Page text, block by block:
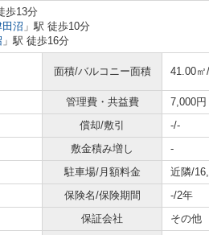
歩13分
田沼 」駅 徒歩10分
」駅 徒歩16分
面積/バルコニー面積 41.00㎡
管理費・共益費
7,000円
償却/敷引
-/-
敷金積み増し
-
駐車場/月額料金
近隣/
保険名/保険期間
-/2年
保証会社 その他